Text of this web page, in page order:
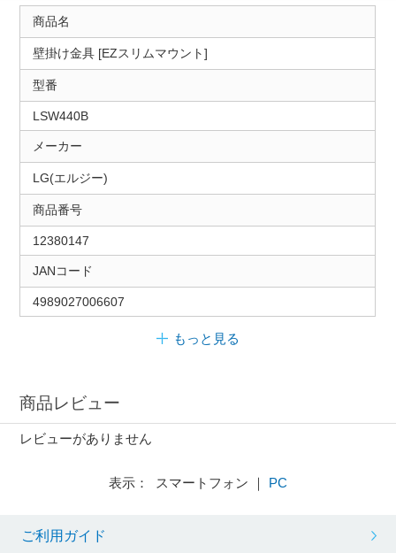
商品名
壁掛け金具 [EZスリムマウント]
型番
LSW440B
メーカー
LG(エルジー)
商品番号
12380147
JANコード
4989027006607
もっと見る
商品レビュー
レビューがありません
表示： スマートフォン ｜ PC
ご利用ガイド